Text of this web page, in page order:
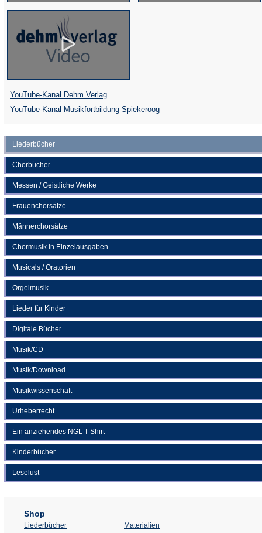
Liederbücher
Chorbücher
Messen / Geistliche Werke
Frauenchorsätze
Männerchorsätze
Chormusik in Einzelausgaben
Musicals / Oratorien
Orgelmusik
Lieder für Kinder
Digitale Bücher
Musik/CD
Musik/Download
Musikwissenschaft
Urheberrecht
Ein anziehendes NGL T-Shirt
Kinderbücher
Leselust
YouTube-Kanal Dehm Verlag(Öffnet
in
einem
neuen
Tab)
YouTube-Kanal Musikfortbildung Spiekeroog(Öffnet
in
einem
neuen
Shop
Liederbücher Materialien